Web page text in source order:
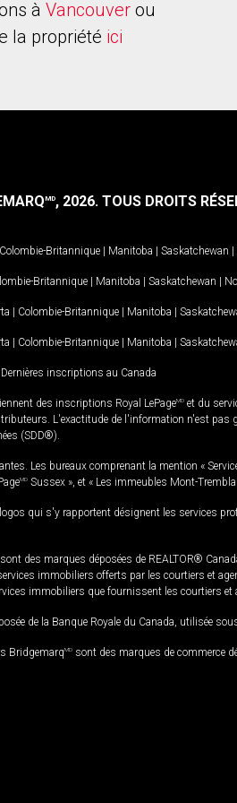
à Vancouver ou
la propriété ici
MD, 2026. TOUS DROITS
Colombie-Britannique | Manitoba | Saskatchewan |
Britannique | Manitoba | Saskatchewan |
| Colombie-Britannique | Manitoba |
| Colombie-Britannique | Manitoba |
Dernières inscriptions au Canada
des inscriptions Royal LePageMD et du
L'exactitude de l'information n'est pas
(SDD®).
Les bureaux comprenant la mention «
MD Sussex », et « Les immeubles Mont-
qui s'y rapportent désignent les services
des marques déposées de REALTOR®
immobiliers offerts par les courtiers et
immobiliers que fournissent les courtiers et
de la Banque Royale du Canada, utilisée
BridgemarqMD sont des marques de commerce